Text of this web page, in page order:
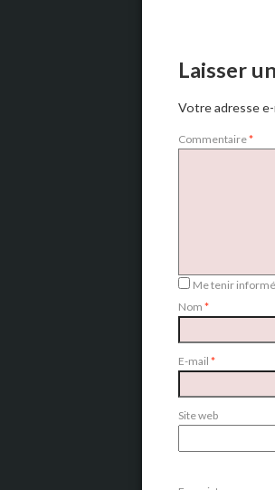
Laisser
Votre adresse
Commentaire*
Me tenir
Nom *
E-mail *
Site web